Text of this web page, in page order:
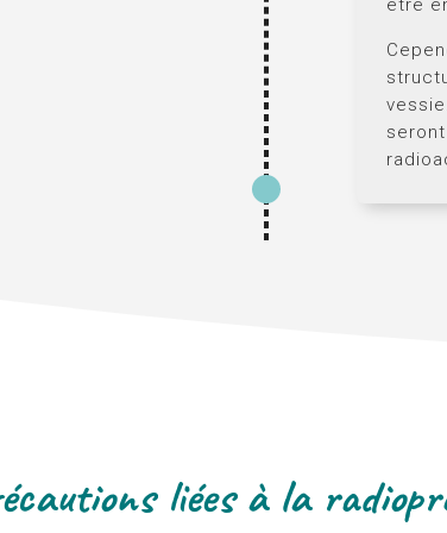
être
liées à la